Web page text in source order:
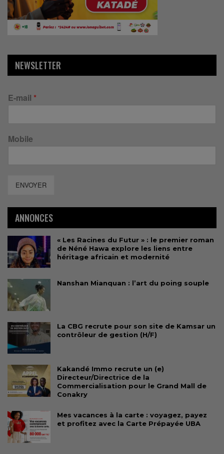
NEWSLETTER
E-mail *
Mobile
ENVOYER
ANNONCES
« Les Racines du Futur » : le premier roman
de Néné Hawa explore les liens entre
héritage africain et modernité
Nanshan Mianquan : l’art du poing souple
La CBG recrute pour son site de Kamsar un
contrôleur de gestion (H/F)
Kakandé Immo recrute un (e)
Directeur/Directrice de la
Commercialisation pour le Grand Mall de
Conakry
Mes vacances à la carte : voyagez, payez
et profitez avec la Carte Prépayée UBA